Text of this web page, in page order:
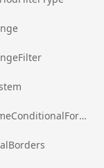
ig.excel.DateTimeConditionalFormat